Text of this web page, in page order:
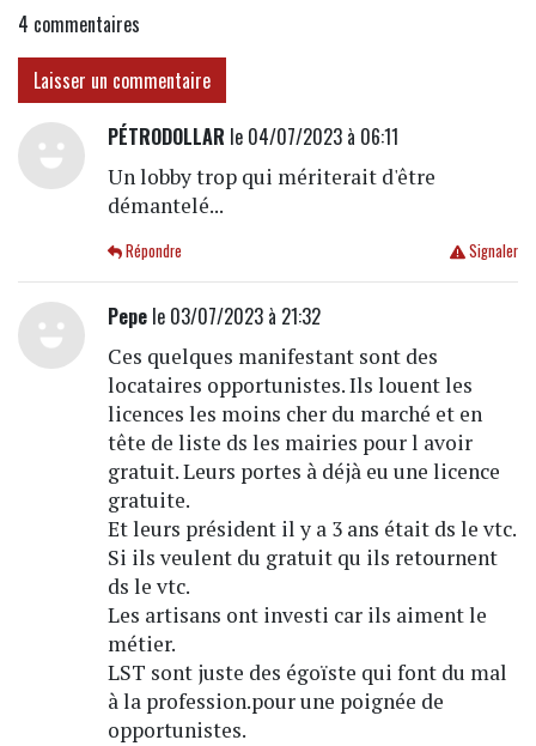
4 commentaires
Laisser un commentaire
PÉTRODOLLAR le 04/07/2023 à 06:11
Un lobby trop qui mériterait d'être
démantelé...
Signaler
Répondre
Pepele 03/07/2023 à 21:32
Ces quelques manifestant sont des
locataires opportunistes. Ils louent les
licences les moins cher du marché et en
tête de liste ds les mairies pour l avoir
gratuit. Leurs portes à déjà eu une licence
gratuite.
Et leurs président il y a 3 ans était ds le vtc.
Si ils veulent du gratuit qu ils retournent
ds le vtc.
Les artisans ont investi car ils aiment le
métier.
LST sont juste des égoïste qui font du mal
à la profession.pour une poignée de
opportunistes.